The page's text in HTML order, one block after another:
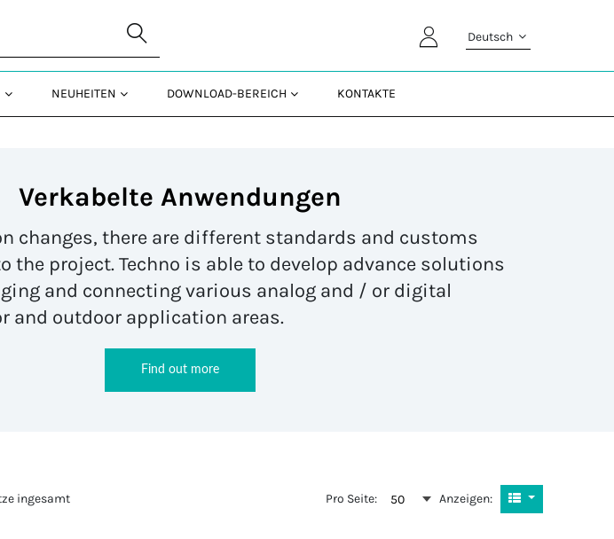
Deutsch
NEUHEITEN DOWNLOAD-BEREICH KONTAKTE
Verkabelte Anwendungen
changes, there are different standards and customs
the project. Techno is able to develop advance solutions
and connecting various analog and / or digital
and outdoor application areas.
Find out more
ingesamt Pro Seite: 50 Anzeigen: